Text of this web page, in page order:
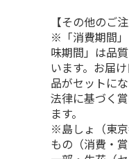
【その他のご注
※「消費期間
味期間」は品
います。お届
品がセットに
法律に基づく
ます。
※島しょ（東
もの（消費・